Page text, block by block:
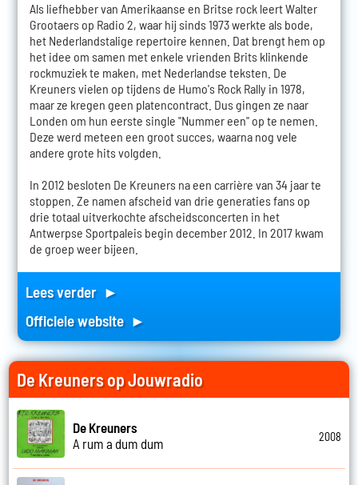
Als liefhebber van Amerikaanse en Britse rock leert Walter
Grootaers op Radio 2, waar hij sinds 1973 werkte als bode,
het Nederlandstalige repertoire kennen. Dat brengt hem op
het idee om samen met enkele vrienden Brits klinkende
rockmuziek te maken, met Nederlandse teksten. De
Kreuners vielen op tijdens de Humo's Rock Rally in 1978,
maar ze kregen geen platencontract. Dus gingen ze naar
Londen om hun eerste single "Nummer een" op te nemen.
Deze werd meteen een groot succes, waarna nog vele
andere grote hits volgden.
In 2012 besloten De Kreuners na een carrière van 34 jaar te
stoppen. Ze namen afscheid van drie generaties fans op
drie totaal uitverkochte afscheidsconcerten in het
Antwerpse Sportpaleis begin december 2012. In 2017 kwam
de groep weer bijeen.
Lees verder ►
Officiele website ►
De Kreuners op Jouwradio
De Kreuners
A rum a dum dum
2008